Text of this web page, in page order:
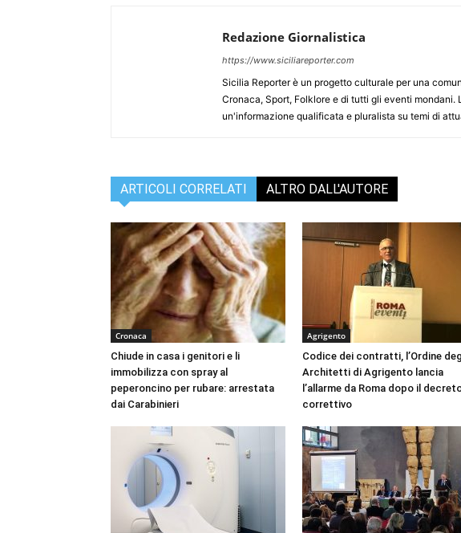
Redazione Giornalistica
https://www.siciliareporter.com
Sicilia Reporter è un progetto culturale per una
Cronaca, Sport, Folklore e di tutti gli eventi mondani.
un'informazione qualificata e pluralista su temi di
ARTICOLI CORRELATI ALTRO DALL'AUTORE
Cronaca
Chiude in casa i genitori e li
immobilizza con spray al
peperoncino per rubare: arrestata
dai Carabinieri
Agrigento
Codice dei contratti, l’Ordine
Architetti di Agrigento lancia
l’allarme da Roma dopo il
correttivo